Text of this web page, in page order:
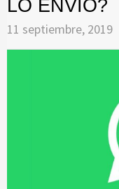
LO ENVIÓ?
11 septiembre, 2019